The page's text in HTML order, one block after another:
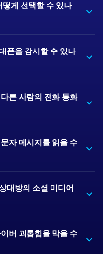
게 선택할 수 있나
폰을 감시할 수 있나
른 사람의 전화 통화
자 메시지를 읽을 수
대방의 소셜 미디어
버 괴롭힘을 막을 수